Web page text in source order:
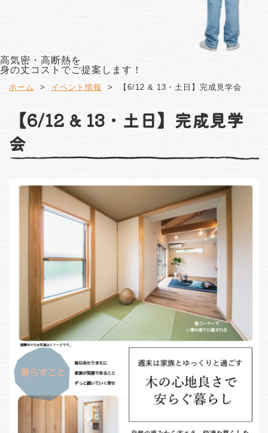
高気密・高断熱を
身の丈コストでご提案します！
ホーム イベント情報 【6/12 & 13・土日】完成見学会
【6/12 & 13・土日】完成見学
会